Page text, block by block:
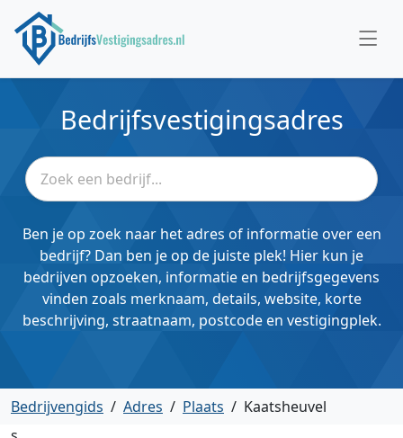
Bedrijfsvestigingsadres
Ben je op zoek naar het adres of informatie over een
bedrijf? Dan ben je op de juiste plek! Hier kun je
bedrijven opzoeken, informatie en bedrijfsgegevens
vinden zoals merknaam, details, website, korte
beschrijving, straatnaam, postcode en vestigingplek.
Bedrijvengids / Adres / Plaats / Kaatsheuvel